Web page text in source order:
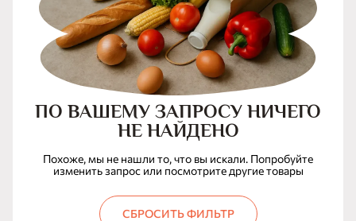
ПО ВАШЕМУ ЗАПРОСУ НИЧЕГО
НЕ НАЙДЕНО
Похоже, мы не нашли то, что вы искали. Попробуйте
изменить запрос или посмотрите другие товары
СБРОСИТЬ ФИЛЬТР